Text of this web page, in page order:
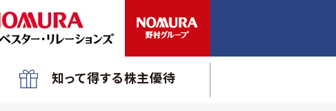
知って得する株主優待